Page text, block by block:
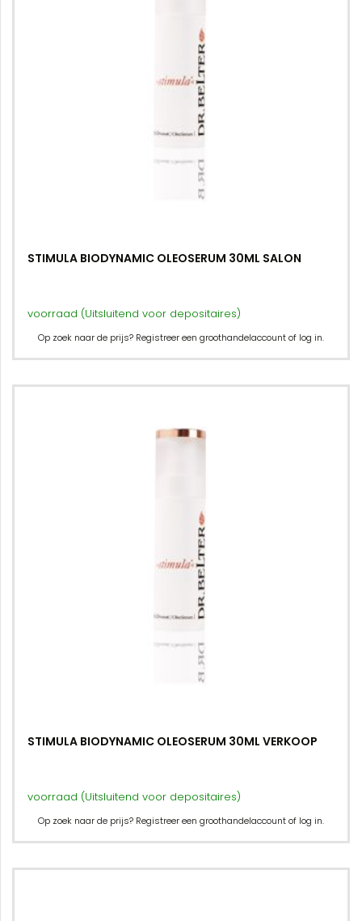
STIMULA BIODYNAMIC OLEOSERUM 30ML SALON
voorraad (Uitsluitend voor depositaires)
Op zoek naar de prijs? Registreer een groothandelaccount of log in.
STIMULA BIODYNAMIC OLEOSERUM 30ML VERKOOP
voorraad (Uitsluitend voor depositaires)
Op zoek naar de prijs? Registreer een groothandelaccount of log in.